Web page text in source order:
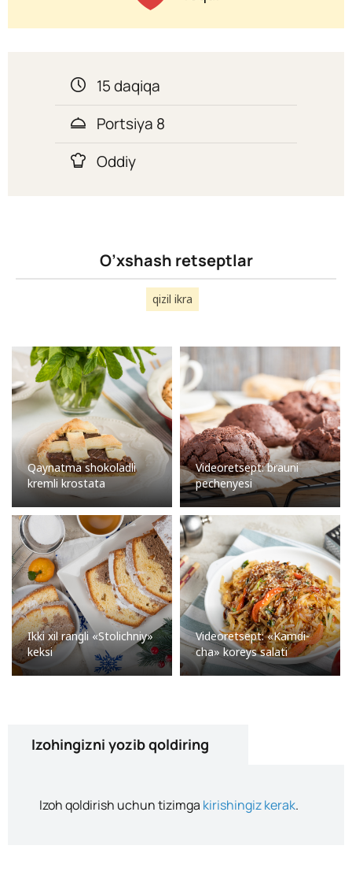
15 daqiqa
Portsiya 8
Oddiy
O’xshash retseptlar
qizil ikra
Qaynatma shokoladli
kremli krostata
Videoretsept: brauni
pechenyesi
Ikki xil rangli «Stolichniy»
keksi
Videoretsept: «Kamdi-
cha» koreys salati
Izohingizni yozib qoldiring
Izoh qoldirish uchun tizimga kirishingiz kerak.